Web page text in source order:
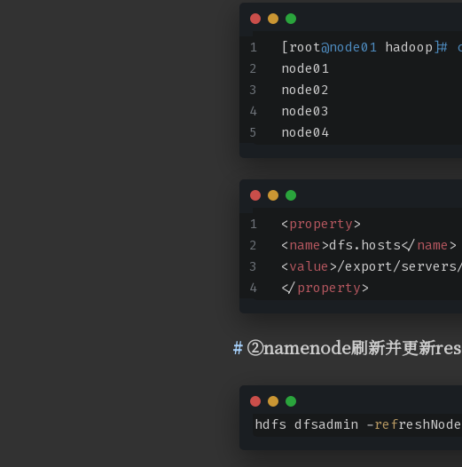
[root@node01 hadoop]#
node01
node02
node03
node04
<property>
<name>dfs.hosts</name>
<value>/export/
</property>
②namenode刷新并更新
hdfs dfsadmin -ref